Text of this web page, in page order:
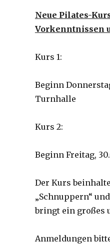
Neue Pilates-
Vorkenntnissen
Kurs 1:
Beginn
Turnhalle
Kurs 2:
Beginn Freitag,
Der Kurs
„Schnuppern“
bringt ein großes
Anmeldungen